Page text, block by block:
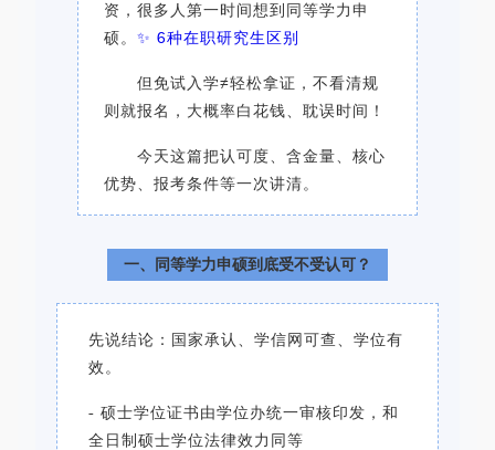
资，很多人第一时间想到同等学力申
硕。✨ 6种在职研究生区别
但免试入学≠轻松拿证，不看清规
则就报名，大概率白花钱、耽误时间！
今天这篇把认可度、含金量、核心
优势、报考条件等一次讲清。
一、同等学力申硕到底受不受认可？
先说结论：国家承认、学信网可查、学位有
效。
- 硕士学位证书由学位办统一审核印发，和
全日制硕士学位法律效力同等